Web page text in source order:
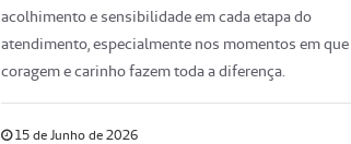
acolhimento e sensibilidade em cada etapa do
atendimento, especialmente nos momentos em que
coragem e carinho fazem toda a diferença.
15 de Junho de 2026